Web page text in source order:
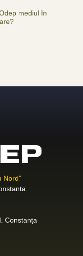
mediul în
Nord”
Constanța